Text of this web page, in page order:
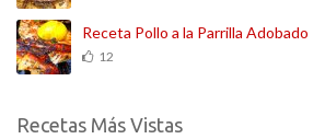
Receta Pollo a la Parrilla Adobado
12
Recetas Más Vistas